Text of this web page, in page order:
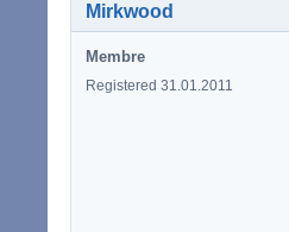
Mirkwood
Membre
Registered 31.01.2011